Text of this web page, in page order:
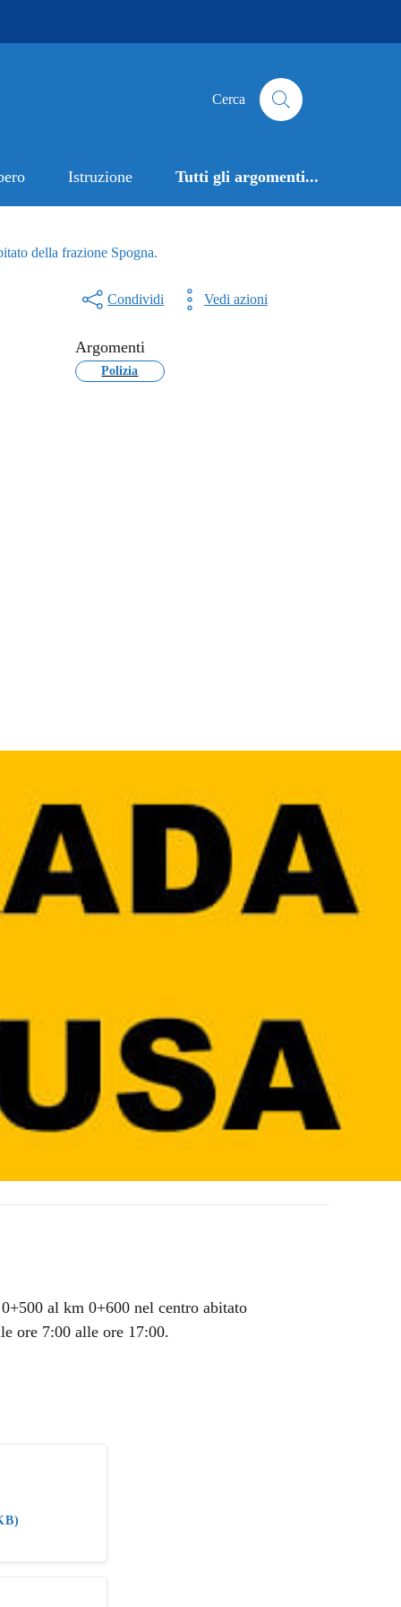
Cerca
Istruzione Tutti gli argomenti...
della frazione Spogna.
Condividi Vedi azioni
Argomenti
Polizia
al km 0+600 nel centro abitato
ore 7:00 alle ore 17:00.